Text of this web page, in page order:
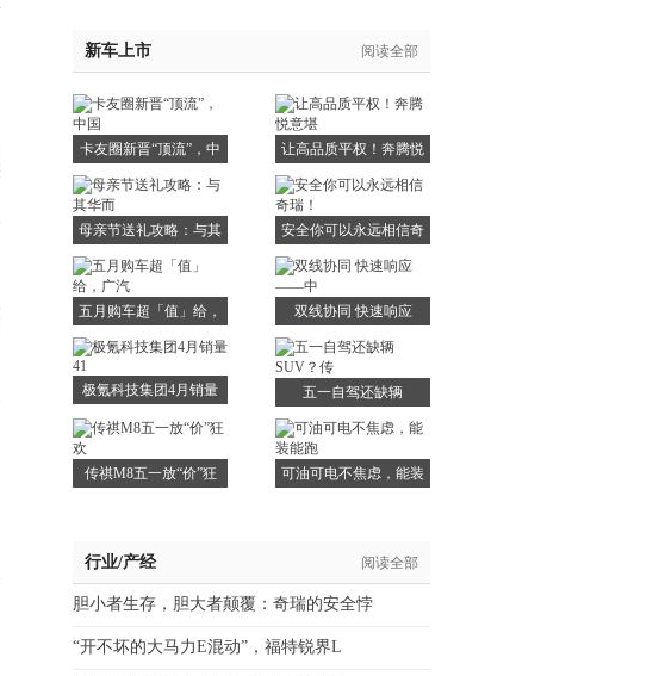
新车上市 阅读全部
卡友圈新晋“顶流”，中
国
让高品质平权！奔腾悦
意堪
母亲节送礼攻略：与其
华而
安全你可以永远相信奇
瑞！
五月购车超「值」给，
广汽
双线协同 快速响应
——中
极氪科技集团4月销量
41
五一自驾还缺辆
SUV？传
传祺M8五一放“价”狂
可油可电不焦虑，能装
行业/产经 阅读全部
胆小者生存，胆大者颠覆：奇瑞的安全悖
“开不坏的大马力E混动”，福特锐界L